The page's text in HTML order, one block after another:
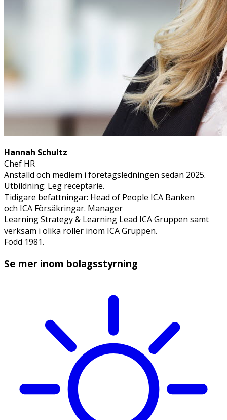
Hannah Schultz
Chef HR
Anställd och medlem i företagsledningen sedan 2025.
Utbildning: Leg receptarie.
Tidigare befattningar: Head of People ICA Banken
och ICA Försäkringar. Manager
Learning Strategy & Learning Lead ICA Gruppen samt
verksam i olika roller inom ICA Gruppen.
Född 1981.
Se mer inom bolagsstyrning